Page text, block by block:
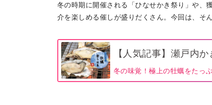
冬の時期に開催される「ひなせかき祭り」や、
介を楽しめる催しが盛りだくさん。今回は、そ
【人気記事】瀬戸内
冬の味覚！極上の牡蠣をたっ